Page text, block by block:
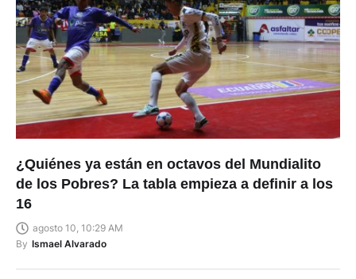
¿Quiénes ya están en octavos del Mundialito
de los Pobres? La tabla empieza a definir a los
16
agosto 10, 10:29 AM
By Ismael Alvarado